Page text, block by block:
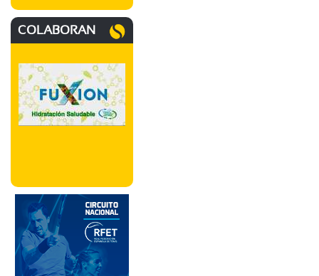
COLABORAN